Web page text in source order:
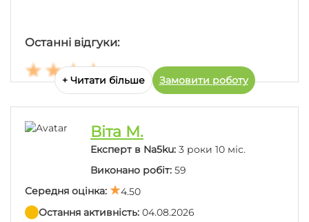
Останні відгуки:
Спасибо за курсовую работу! Автор сделал всё, в
указанные сроки!
+ Читати більше Замовити роботу
Віта М.
Експерт в Na5ku: 3 роки 10 міс.
Виконано робіт: 59
Середня оцінка:
4.50
Остання активність: 04.08.2026